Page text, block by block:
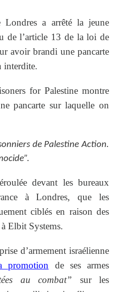
a arrêté la jeune
de l’article 13 de la loi de
avoir brandi une pancarte
interdite.
for Palestine montre
pancarte sur laquelle on
de Palestine Action.
devant les bureaux
à Londres, que les
ciblés en raison des
Elbit Systems.
d’armement israélienne
promotion de ses armes
au combat” sur les